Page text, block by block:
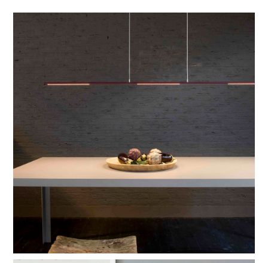
iyo
door de passie voor het ‘less is more’ principe heeft ferdinand
verbeek de iyo, een prachtig minimalistisch led-lichtobject
ontworpen. de iyo fascineert door de eenvoud, verfijning,
balans en puurheid. de iyo heeft een diameter van slechts 17